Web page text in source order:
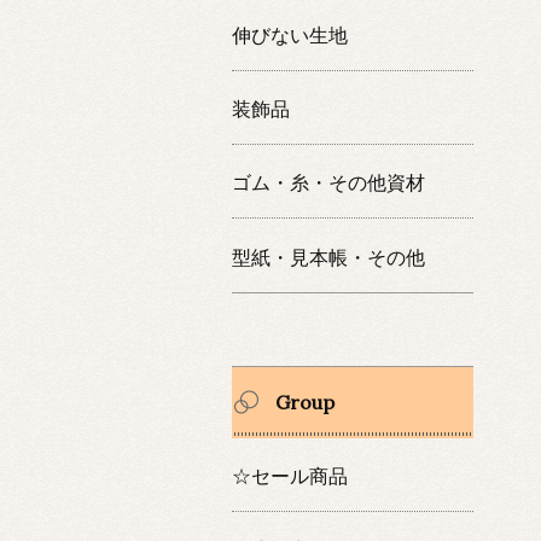
伸びない生地
装飾品
ゴム・糸・その他資材
型紙・見本帳・その他
Group
☆セール商品